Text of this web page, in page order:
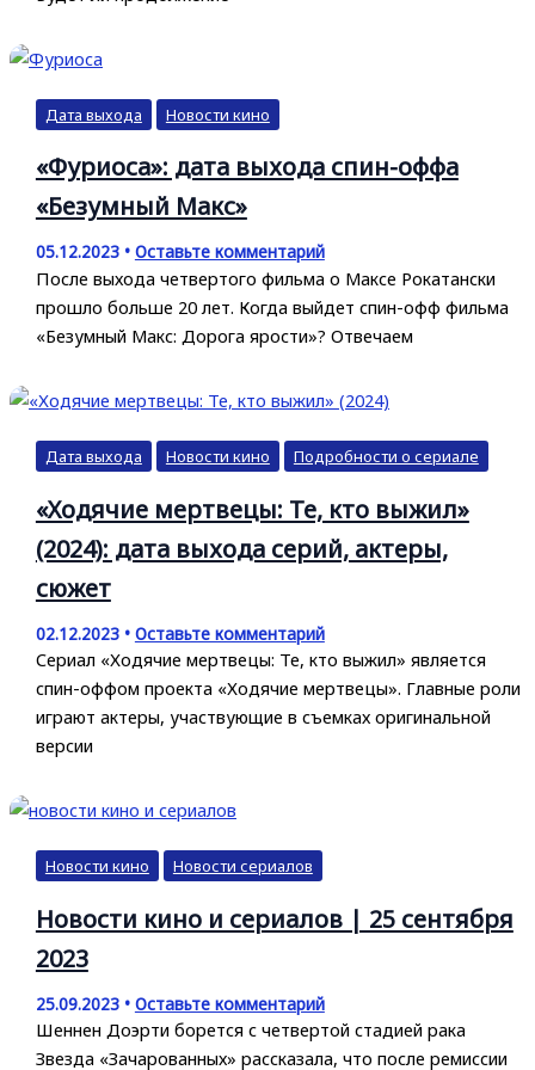
Дата выхода Новости кино
«Фуриоса»: дата выхода спин-оффа
«Безумный Макс»
05.12.2023 • Оставьте комментарий
После выхода четвертого фильма о Максе Рокатански
прошло больше 20 лет. Когда выйдет спин-офф фильма
«Безумный Макс: Дорога ярости»? Отвечаем
Дата выхода Новости кино Подробности о сериале
«Ходячие мертвецы: Те, кто выжил»
(2024): дата выхода серий, актеры,
сюжет
02.12.2023 • Оставьте комментарий
Сериал «Ходячие мертвецы: Те, кто выжил» является
спин-оффом проекта «Ходячие мертвецы». Главные роли
играют актеры, участвующие в съемках оригинальной
версии
Новости кино Новости сериалов
Новости кино и сериалов | 25 сентября
2023
25.09.2023 • Оставьте комментарий
Шеннен Доэрти борется с четвертой стадией рака
Звезда «Зачарованных» рассказала, что после ремиссии